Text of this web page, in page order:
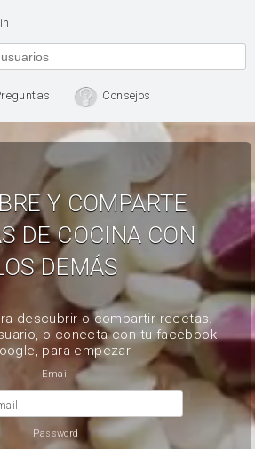
Consejos
Y COMPARTE
DE COCINA CON
DEMÁS
descubrir o compartir recetas.
o conecta con tu facebook
para empezar.
Email
Password